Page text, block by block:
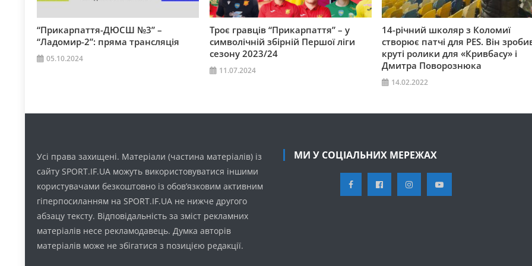
“Прикарпаття-ДЮСШ №3” –
“Ладомир-2”: пряма трансляція
05.10.2024
Троє гравців “Прикарпаття” – у
символічній збірній Першої ліги
сезону 2023/24
11.07.2024
14-річний школяр з Коломиї
створює патчі для PES. Він
круті ролики для «Кривбасу» і
Дмитра Поворознюка
14.02.2022
Усі права захищені. Матеріали (частина матеріалів) із
сайту SPORT.IF.UA можуть використовуватися іншими
користувачами безкоштовно із обов’язковим активним
гіперпосиланням на SPORT.IF.UA не нижче другого
абзацу тексту. Відповідальність за зміст рекламних
матеріалів несе рекламодавець. Думка авторів
матеріалів може не збігатися з позицією редакції.
МИ У СОЦІАЛЬНИХ МЕРЕЖАХ